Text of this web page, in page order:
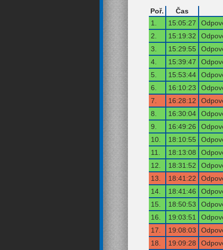
Poř.
Čas
1.
15:05:27
2.
15:19:32
3.
15:29:55
4.
15:39:47
5.
15:53:44
6.
16:10:23
7.
16:28:12
8.
16:30:04
9.
16:49:26
10.
18:10:55
11.
18:13:08
12.
18:31:52
13.
18:41:22
14.
18:41:46
15.
18:50:53
16.
19:03:51
17.
19:08:03
18.
19:09:28